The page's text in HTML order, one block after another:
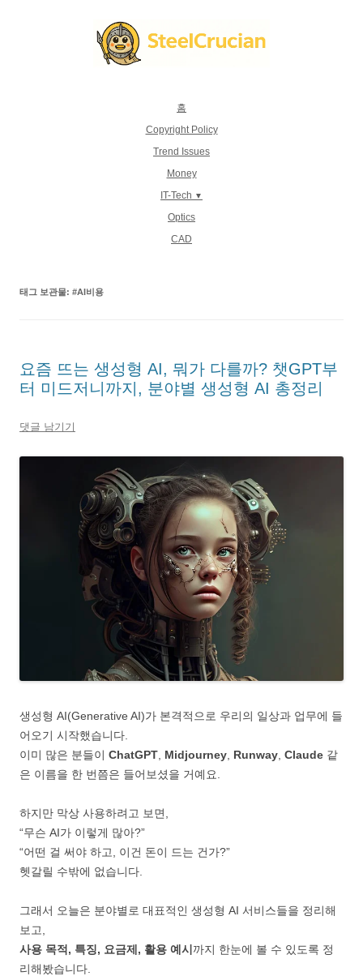
홈
Copyright Policy
Trend Issues
Money
IT-Tech
Optics
CAD
태그 보관물: #AI비용
요즘 뜨는 생성형 AI, 뭐가 다를까? 챗GPT부
터 미드저니까지, 분야별 생성형 AI 총정리
댓글 남기기
생성형 AI(Generative AI)가 본격적으로 우리의 일상과 업무에 들
어오기 시작했습니다.
이미 많은 분들이 ChatGPT Midjourney Runway Claude 같
은 이름을 한 번쯤은 들어보셨을 거예요.
하지만 막상 사용하려고 보면,
“무슨 AI가 이렇게 많아?”
“어떤 걸 써야 하고, 이건 돈이 드는 건가?”
헷갈릴 수밖에 없습니다.
그래서 오늘은 분야별로 대표적인 생성형 AI 서비스들을 정리해
보고,
사용 목적, 특징, 요금제, 활용 예시 까지 한눈에 볼 수 있도록 정
리해봤습니다.